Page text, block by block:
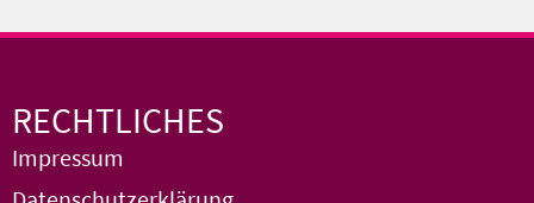
RECHTLICHES
Impressum